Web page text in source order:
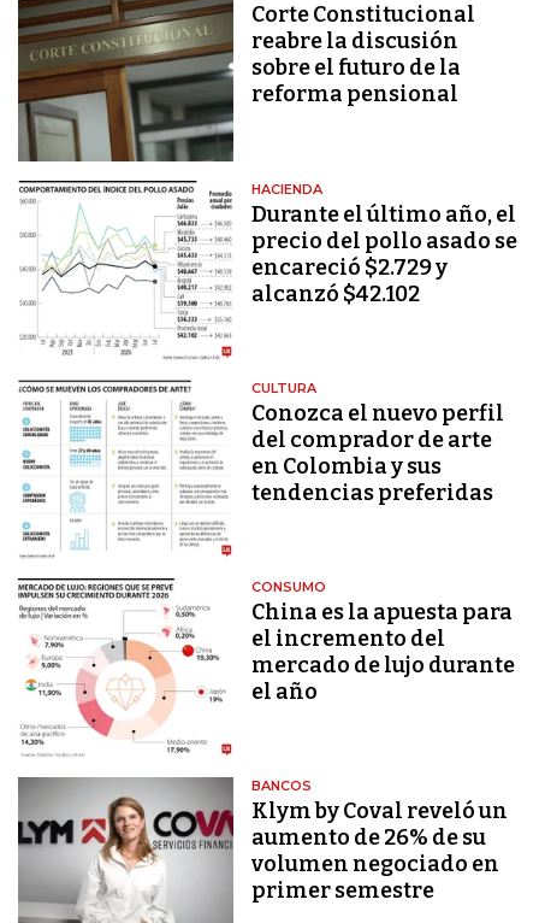
Corte Constitucional
reabre la discusión
sobre el futuro de la
reforma pensional
HACIENDA
Durante el último año, el
precio del pollo asado se
encareció $2.729 y
alcanzó $42.102
CULTURA
Conozca el nuevo perfil
del comprador de arte
en Colombia y sus
tendencias preferidas
CONSUMO
China es la apuesta para
el incremento del
mercado de lujo durante
el año
BANCOS
Klym by Coval reveló un
aumento de 26% de su
volumen negociado en
primer semestre